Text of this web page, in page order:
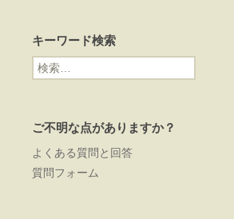
キーワード検索
検
索:
ご不明な点がありますか？
よくある質問と回答
質問フォーム